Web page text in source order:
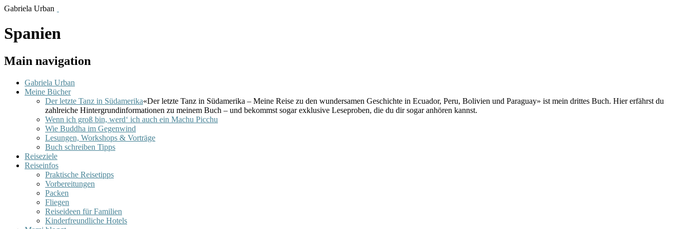
Gabriela Urban
Spanien
Main navigation
Gabriela Urban
Meine Bücher
Der letzte Tanz in Südamerika«Der letzte Tanz in Südamerika – Meine Reise zu den wundersamen Geschichte in Ecuador, Peru, Bolivien und Paraguay» ist mein drittes Buch. Hier erfährst du
zahlreiche Hintergrundinformationen zu meinem Buch – und bekommst sogar exklusive Leseproben, die du dir sogar anhören kannst.
Wenn ich groß bin, werd‘ ich auch ein Machu Picchu
Wie Buddha im Gegenwind
Lesungen, Workshops & Vorträge
Buch schreiben Tipps
Reiseziele
Reiseinfos
Praktische Reisetipps
Vorbereitungen
Packen
Fliegen
Reiseideen für Familien
Kinderfreundliche Hotels